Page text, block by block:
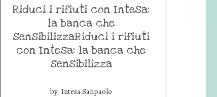
Riduci i rifiuti con Intesa:
la banca che
sensibilizzaRiduci i rifiuti
con Intesa: la banca che
sensibilizza
by: Intesa Sanpaolo